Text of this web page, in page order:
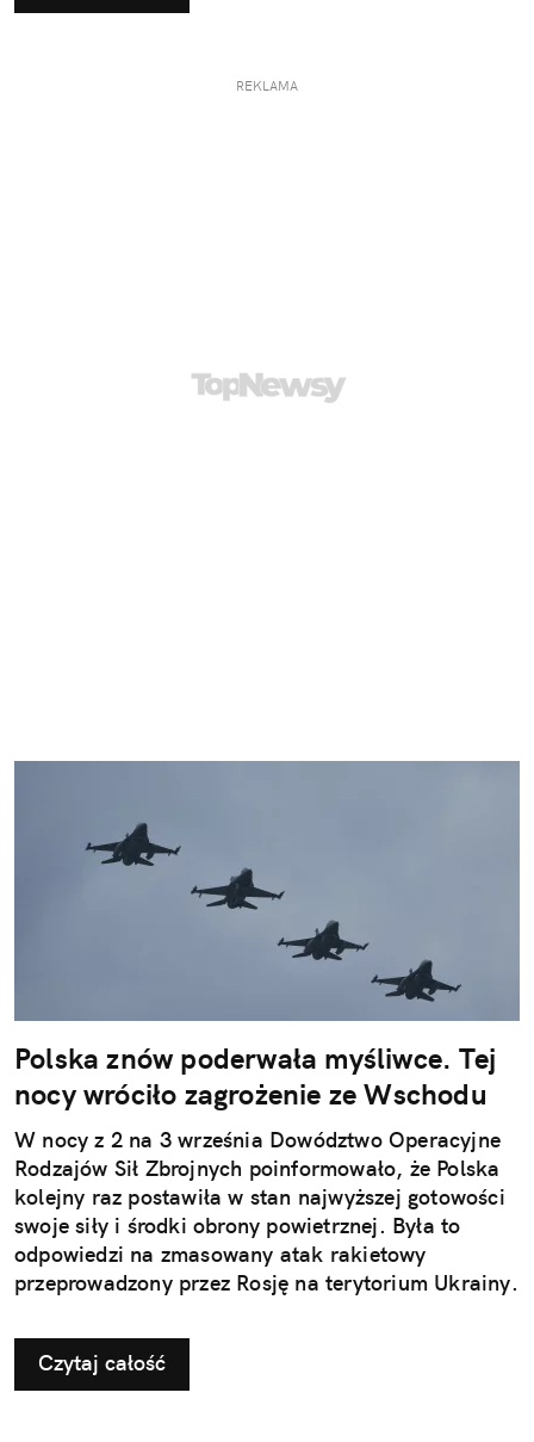
REKLAMA
Polska znów poderwała myśliwce. Tej
nocy wróciło zagrożenie ze Wschodu
W nocy z 2 na 3 września Dowództwo Operacyjne
Rodzajów Sił Zbrojnych poinformowało, że Polska
kolejny raz postawiła w stan najwyższej gotowości
swoje siły i środki obrony powietrznej. Była to
odpowiedzi na zmasowany atak rakietowy
przeprowadzony przez Rosję na terytorium Ukrainy.
Czytaj całość